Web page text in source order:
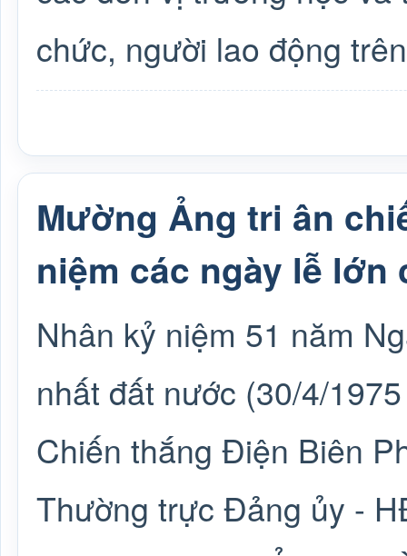
chức, người lao động
Mường Ảng tri ân
niệm các ngày lễ lớn
Nhân kỷ niệm 51 năm
nhất đất nước (30/4/
Chiến thắng Điện Biên
Thường trực Đảng ủy -